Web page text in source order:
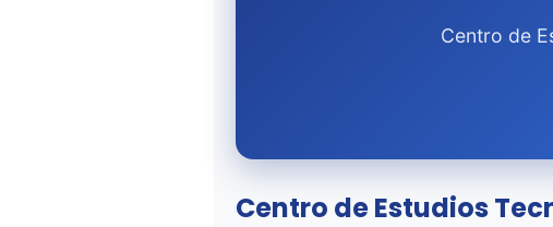
Centro de
Centro de Estudios